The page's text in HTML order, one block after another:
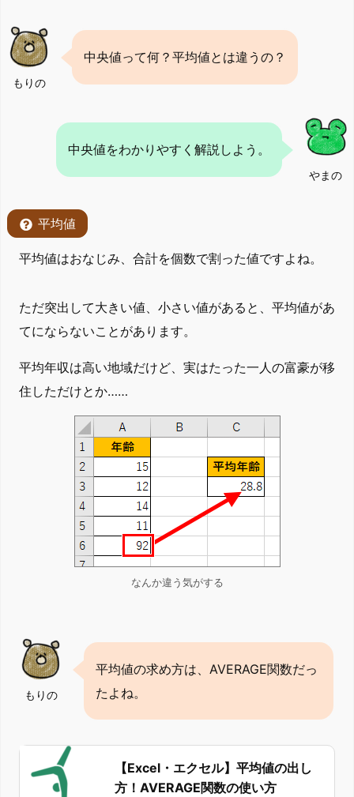
もりの
中央値って何？平均値とは違うの？
やまの
中央値をわかりやすく解説しよう。
平均値
平均値はおなじみ、合計を個数で割った値ですよね。
ただ突出して大きい値、小さい値があると、平均値があ
てにならないことがあります。
平均年収は高い地域だけど、実はたった一人の富豪が移
住しただけとか……
なんか違う気がする
もりの
平均値の求め方は、AVERAGE関数だっ
たよね。
【Excel・エクセル】平均値の出し
方！AVERAGE関数の使い方